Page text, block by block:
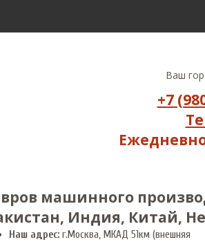
Ваш
+7
Ежедневно
машинного
Индия, Китай,
Наш адрес:г.Москва, МКАД 51км (внешняя